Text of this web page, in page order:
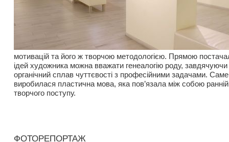
мотивацій та його ж творчою методологією. Прямою
ідей художника можна вважати генеалогію роду, завдячуючи
органічний сплав чуттєвості з професійними задачами. Саме
виробилася пластична мова, яка пов’язала між собою ранній
творчого поступу.
ФОТОРЕПОРТАЖ